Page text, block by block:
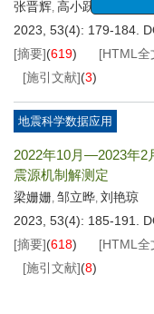
张晋辉, 高小跃
2023, 53(4): 179-184.
[摘要](619) [HTML全
[施引文献](3)
地震科学数据应用
2022年10月—2023年2
震源机制解测定
梁姗姗, 邹立晔, 刘艳琼
2023, 53(4): 185-191.
[摘要](618) [HTML全
[施引文献](8)